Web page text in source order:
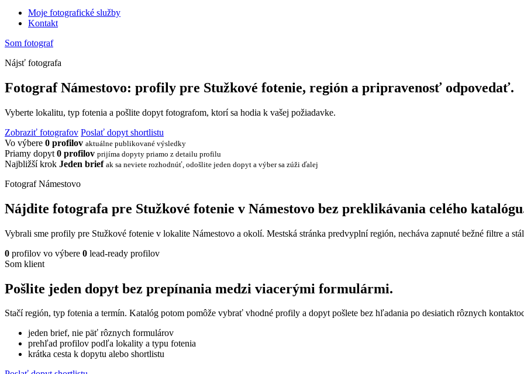
Moje fotografické služby
Kontakt
Som fotograf
Nájsť fotografa
Fotograf Námestovo: profily pre Stužkové fotenie, región a pripravenosť odpovedať.
Vyberte lokalitu, typ fotenia a pošlite dopyt fotografom, ktorí sa hodia k vašej požiadavke.
Zobraziť fotografov Poslať dopyt shortlistu
Vo výbere 0 profilov aktuálne publikované výsledky
Priamy dopyt 0 profilov prijíma dopyty priamo z detailu profilu
Najbližší krok Jeden brief ak sa neviete rozhodnúť, odošlite jeden dopyt a výber sa zúži ďalej
Fotograf Námestovo
Nájdite fotografa pre Stužkové fotenie v Námestovo bez preklikávania celého
Vybrali sme profily pre Stužkové fotenie v lokalite Námestovo a okolí. Mestská stránka predvyplní región, necháva zapnuté bežné filtre a
0 profilov vo výbere 0 lead-ready profilov
Som klient
Pošlite jeden dopyt bez prepínania medzi viacerými formulármi.
Stačí región, typ fotenia a termín. Katalóg potom pomôže vybrať vhodné profily a dopyt pošlete bez hľadania po desiatich rôznych
jeden brief, nie päť rôznych formulárov
prehľad profilov podľa lokality a typu fotenia
krátka cesta k dopytu alebo shortlistu